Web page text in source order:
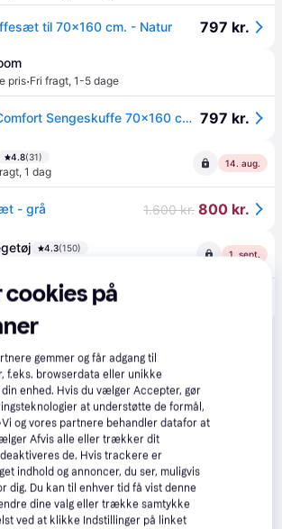
til 70x160 cm. - Natur 797 kr.
pris·Fri fragt, 1-5 dage
Hoppekids ECO Comfort Sengeskuffe 70x160 cm, Træ 797 kr.
4.8(31)
, 1 dag
14. aug.
- grå 1.600 kr. 800 kr.
4.3(150)
1. sept.
- baroque rose
cookies på
gemmer og får adgang til
f.eks. browserdata eller unikke
enhed. Hvis du vælger Accepter, gør
at understøtte de formål,
og vores partnere behandler datafor at
Afvis alle eller trækker dit
de. Hvis trackere er
indhold og annoncer, du ser, muligvis
dig. Du kan til enhver tid få vist denne
dine valg eller trække samtykke
ved at klikke Indstillinger på linket